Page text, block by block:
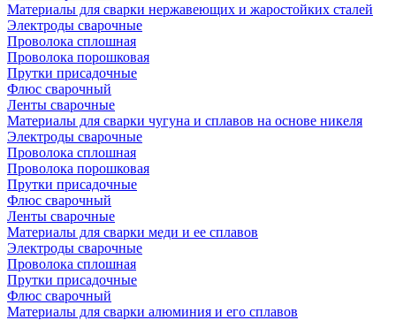
Материалы для сварки нержавеющих и жаростойких сталей
Электроды сварочные
Проволока сплошная
Проволока порошковая
Прутки присадочные
Флюс сварочный
Ленты сварочные
Материалы для сварки чугуна и сплавов на основе никеля
Электроды сварочные
Проволока сплошная
Проволока порошковая
Прутки присадочные
Флюс сварочный
Ленты сварочные
Материалы для сварки меди и ее сплавов
Электроды сварочные
Проволока сплошная
Прутки присадочные
Флюс сварочный
Материалы для сварки алюминия и его сплавов